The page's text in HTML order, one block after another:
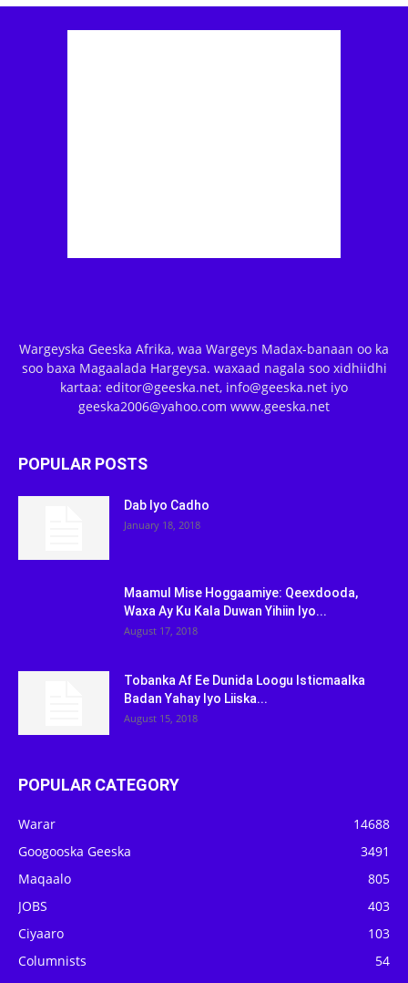
Wargeyska Geeska Afrika, waa Wargeys Madax-banaan oo ka
soo baxa Magaalada Hargeysa. waxaad nagala soo xidhiidhi
kartaa: editor@geeska.net, info@geeska.net iyo
geeska2006@yahoo.com www.geeska.net
POPULAR POSTS
Dab Iyo Cadho
January 18, 2018
Maamul Mise Hoggaamiye: Qeexdooda,
Waxa Ay Ku Kala Duwan Yihiin Iyo...
August 17, 2018
Tobanka Af Ee Dunida Loogu Isticmaalka
Badan Yahay Iyo Liiska...
August 15, 2018
POPULAR CATEGORY
Warar
14688
Googooska Geeska
3491
Maqaalo
805
JOBS
403
Ciyaaro
103
Columnists
54